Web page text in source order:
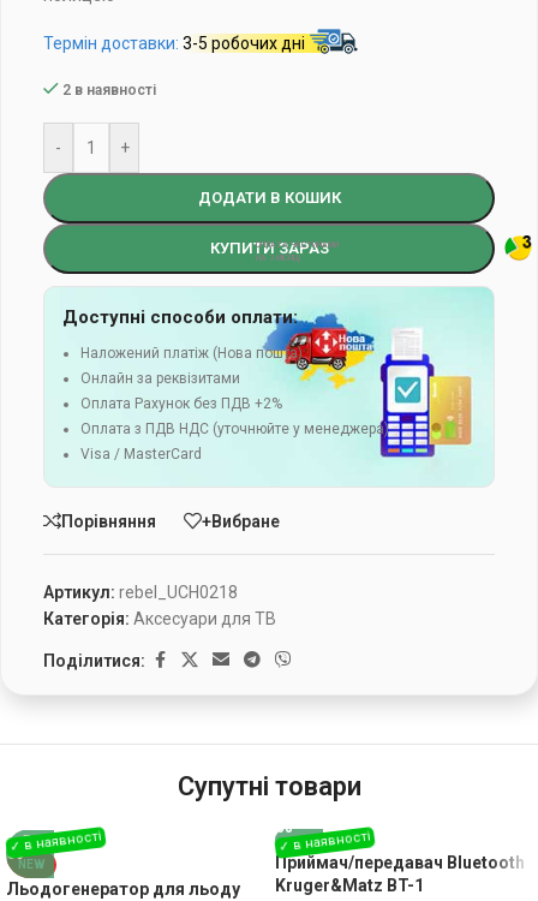
Термін доставки: 3-5 робочих дні
2 в наявності
- +
ДОДАТИ В КОШИК
КУПИТИ ЗАРАЗ
Доступні способи оплати:
Наложений платіж (Нова пошта)
Онлайн за реквізитами
Оплата Рахунок без ПДВ +2%
Оплата з ПДВ НДС (уточнюйте у менеджера)
Visa / MasterCard
Порівняння +Вибране
Артикул: rebel_UCH0218
Категорія: Аксесуари для ТВ
Поділитися:
Супутні товари
NEW
Льодогенератор для льоду
Приймач/передавач Bluetooth
Kruger&Matz BT-1